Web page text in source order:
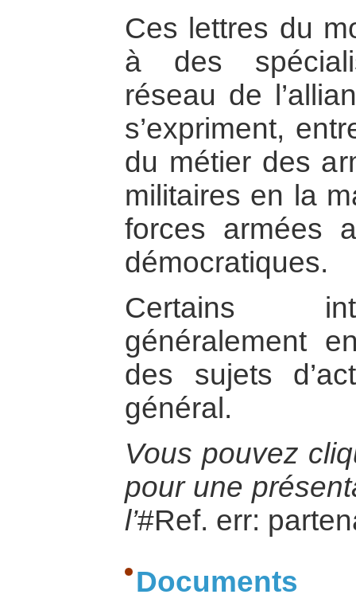
Ces lettres du
à des
réseau de
s’expriment,
du métier des
militaires en la
forces armées
démocratiques.
Certains
généralement
des sujets
général.
Vous pouvez
pour une
l’#Ref. err:
Documents